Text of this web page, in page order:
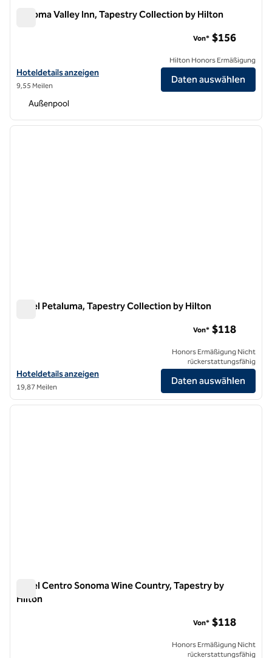
Sonoma Valley Inn, Tapestry Collection by Hilton
Hoteldetails für Sonoma Valley Inn, Tapestry Collection by Hilton
Hoteldetails anzeigen
9,55 Meilen
Von* $156
Hilton Honors Ermäßigung
Daten auswählen
Außenpool
1 von 12
Hotel Petaluma, Tapestry Collection by Hilton
Hoteldetails für das Hotel Petaluma, Tapestry Collection by Hilton
Hoteldetails anzeigen
19,87 Meilen
Von* $118
Honors Ermäßigung Nicht
rückerstattungsfähig
Daten auswählen
1/12
1 von 12
Hotel Centro Sonoma Wine Country, Tapestry by
Hilton
Von* $118
Honors Ermäßigung Nicht
rückerstattungsfähig